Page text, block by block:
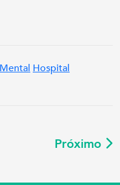
Hospital
Próximo